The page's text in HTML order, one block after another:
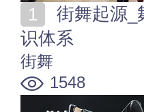
识体系
街舞
1548